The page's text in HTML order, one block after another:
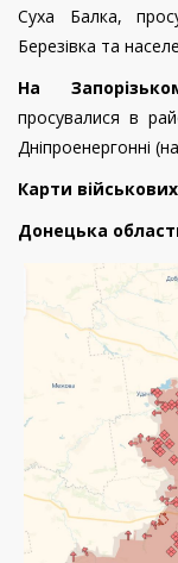
Суха Балка,
Березівка та
На
просувалися в
Дніпроенергонні
Карти
Донецька